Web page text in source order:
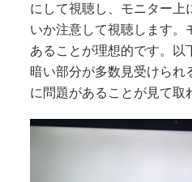
にして視聴し、モニター上
いか注意して視聴します。
あることが理想的です。以
暗い部分が多数見受けられ
に問題があることが見て取